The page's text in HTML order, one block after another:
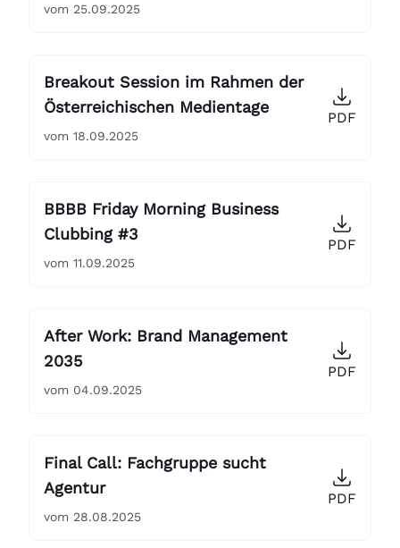
vom 25.09.2025
Breakout Session im Rahmen der
Österreichischen Medientage
vom 18.09.2025
PDF
BBBB Friday Morning Business
Clubbing #3
vom 11.09.2025
PDF
After Work: Brand Management
2035
vom 04.09.2025
PDF
Final Call: Fachgruppe sucht
Agentur
vom 28.08.2025
PDF